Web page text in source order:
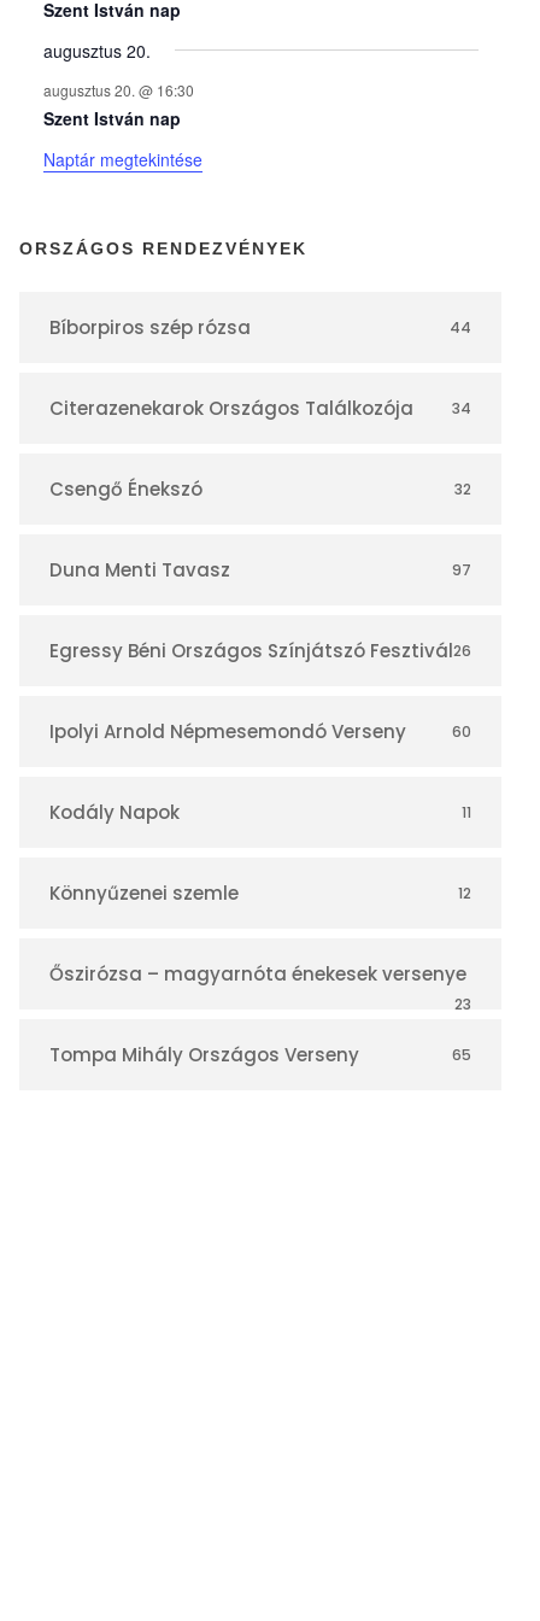
y
e
k
n
a
á
r
Szent István nap
augusztus 20.
augusztus 20. @ 16:30
Szent István nap
Naptár megtekintése
ORSZÁGOS RENDEZVÉNYEK
Bíborpiros szép rózsa 44
Citerazenekarok Országos Találkozója 34
Csengő Énekszó 32
Duna Menti Tavasz 97
Egressy Béni Országos Színjátszó Fesztivál26
Ipolyi Arnold Népmesemondó Verseny 60
Kodály Napok 11
Könnyűzenei szemle 12
Őszirózsa – magyarnóta énekesek versenye
23
Tompa Mihály Országos Verseny 65